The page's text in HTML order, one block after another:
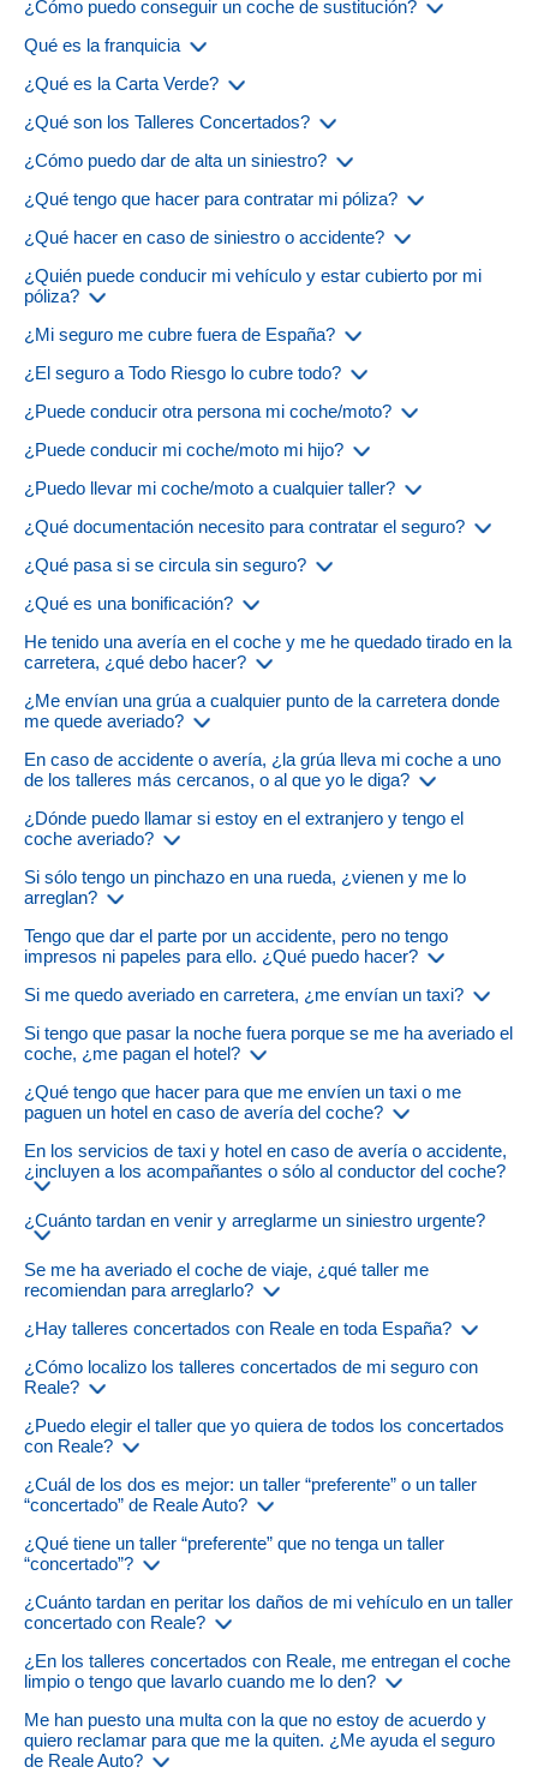
Seguros para expatriados
CALCULA TU PRESUPUESTO
en apenas unos minutos
Seguros para expatriados
CALCULA TU PRESUPUESTO
en apenas unos minutos
¿Cómo puedo conseguir un coche de sustitución?
Qué es la franquicia
¿Qué es la Carta Verde?
¿Qué son los Talleres Concertados?
¿Cómo puedo dar de alta un siniestro?
¿Qué tengo que hacer para contratar mi póliza?
¿Qué hacer en caso de siniestro o accidente?
¿Quién puede conducir mi vehículo y estar cubierto por mi
póliza?
¿Mi seguro me cubre fuera de España?
¿El seguro a Todo Riesgo lo cubre todo?
¿Puede conducir otra persona mi coche/moto?
¿Puede conducir mi coche/moto mi hijo?
¿Puedo llevar mi coche/moto a cualquier taller?
¿Qué documentación necesito para contratar el seguro?
¿Qué pasa si se circula sin seguro?
¿Qué es una bonificación?
He tenido una avería en el coche y me he quedado tirado en la
carretera, ¿qué debo hacer?
¿Me envían una grúa a cualquier punto de la carretera donde
me quede averiado?
En caso de accidente o avería, ¿la grúa lleva mi coche a uno
de los talleres más cercanos, o al que yo le diga?
¿Dónde puedo llamar si estoy en el extranjero y tengo el
coche averiado?
Si sólo tengo un pinchazo en una rueda, ¿vienen y me lo
arreglan?
Tengo que dar el parte por un accidente, pero no tengo
impresos ni papeles para ello. ¿Qué puedo hacer?
Si me quedo averiado en carretera, ¿me envían un taxi?
Si tengo que pasar la noche fuera porque se me ha averiado el
coche, ¿me pagan el hotel?
¿Qué tengo que hacer para que me envíen un taxi o me
paguen un hotel en caso de avería del coche?
En los servicios de taxi y hotel en caso de avería o accidente,
¿incluyen a los acompañantes o sólo al conductor del coche?
¿Cuánto tardan en venir y arreglarme un siniestro urgente?
Se me ha averiado el coche de viaje, ¿qué taller me
recomiendan para arreglarlo?
¿Hay talleres concertados con Reale en toda España?
¿Cómo localizo los talleres concertados de mi seguro con
Reale?
¿Puedo elegir el taller que yo quiera de todos los concertados
con Reale?
¿Cuál de los dos es mejor: un taller “preferente” o un taller
“concertado” de Reale Auto?
¿Qué tiene un taller “preferente” que no tenga un taller
“concertado”?
¿Cuánto tardan en peritar los daños de mi vehículo en un taller
concertado con Reale?
¿En los talleres concertados con Reale, me entregan el coche
limpio o tengo que lavarlo cuando me lo den?
Me han puesto una multa con la que no estoy de acuerdo y
quiero reclamar para que me la quiten. ¿Me ayuda el seguro
de Reale Auto?